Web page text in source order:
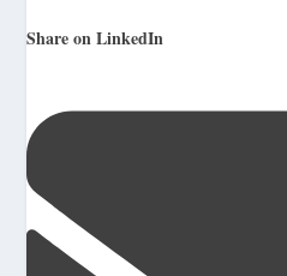
Share on LinkedIn